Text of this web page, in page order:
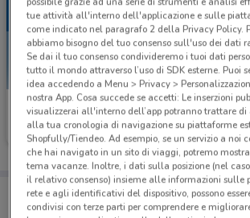
Mondadori Store
Scade il 23/08 7.4 km
Porta DoveConviene sempre con te!
Puoi trovare le migliori offerte dei
tue attività all'interno dell'applicazione e sulle
come indicato nel paragrafo 2 della Privacy Policy.
abbiamo bisogno del tuo consenso sull'uso dei dati
Se dai il tuo consenso condivideremo i tuoi dati
tutto il mondo attraverso l’uso di SDK esterne. Puoi
idea accedendo a Menu > Privacy >
nostra App. Cosa succede se accetti: Le inserzioni
visualizzerai all'interno dell’app potranno trattare
alla tua cronologia di navigazione su piattaforme
Shopfully/Tiendeo. Ad esempio, se un servizio a noi
che hai navigato in un sito di viaggi, potremo
tema vacanze. Inoltre, i dati sulla posizione (nel
il relativo consenso) insieme alle informazioni sulle
rete e agli identificativi del dispositivo, possono
condivisi con terze parti per comprendere e